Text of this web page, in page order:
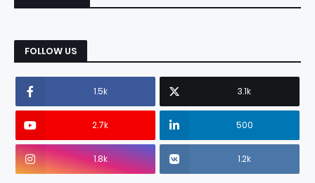
FOLLOW US
1.5k 3.1k
2.7k 500
1.8k 1.2k